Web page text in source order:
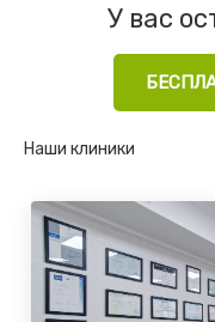
У вас
Наши клиники